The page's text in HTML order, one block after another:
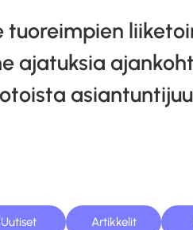
tuoreimpien
ajatuksia
Uutiset Artikkelit